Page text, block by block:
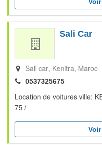
Sali Car
Sali car Kenitra Maroc
0537325675
Location de voitures ville:
75 /